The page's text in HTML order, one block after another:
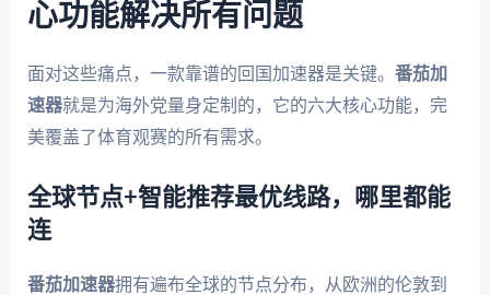
心功能解决所有问题
面对这些痛点，一款靠谱的回国加速器是关键。 番茄加
速器就是为海外党量身定制的，它的六大核心功能，完
美覆盖了体育观赛的所有需求。
全球节点+智能推荐最优线路，哪里都能
连
番茄加速器拥有遍布全球的节点分布，从欧洲的伦敦到